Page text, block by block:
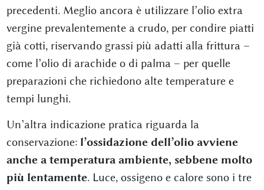
precedenti. Meglio ancora è utilizzare l’olio extra
vergine prevalentemente a crudo, per condire piatti
già cotti, riservando grassi più adatti alla frittura –
come l’olio di arachide o di palma – per quelle
preparazioni che richiedono alte temperature e
tempi lunghi.
Un’altra indicazione pratica riguarda la
conservazione: l’ossidazione dell’olio avviene
anche a temperatura ambiente, sebbene molto
più lentamente. Luce, ossigeno e calore sono i tre